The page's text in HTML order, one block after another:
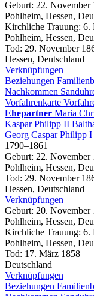
Geburt: 22. November
Pohlheim, Hessen,
Kirchliche Trauung: 6.
Pohlheim, Hessen,
Tod: 29. November
Hessen, Deutschland
Verknüpfungen
Beziehungen
Nachkommen
Vorfahrenkarte
Ehepartner Maria
KasparPhilipp II
Georg CasparPhilipp I
1790–1861
Geburt: 22. November
Pohlheim, Hessen,
Tod: 29. November
Hessen, Deutschland
Verknüpfungen
Geburt: 20. November
Pohlheim, Hessen,
Kirchliche Trauung: 6.
Pohlheim, Hessen,
Tod: 17. März 1858 —
Deutschland
Verknüpfungen
Beziehungen